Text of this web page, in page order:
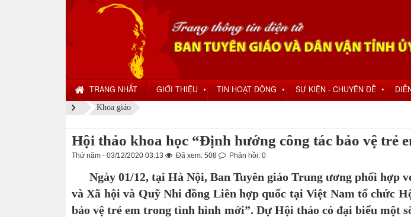
TRANG NHẤT GIỚI THIỆU ▼ TIN HOẠT ĐỘNG ▼ SỰ KIỆN - CHUYÊN ĐỀ ▼
Khoa giáo
Hội thảo khoa học “Định hướng công tác bảo vệ trẻ
Thứ năm - 03/12/2020 03:13 Đã xem: 508 Phản hồi: 0
Ngày 01/12, tại Hà Nội, Ban Tuyên giáo Trung ương phối hợp
và Xã hội và Quỹ Nhi đồng Liên hợp quốc tại Việt Nam tổ chức
bảo vệ trẻ em trong tình hình mới”. Dự Hội thảo có đại biểu một